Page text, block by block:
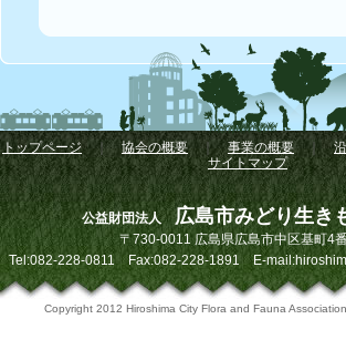
トップページ｜ 協会の概要｜ 事業の概要 ｜
サイトマップ
公益財団法人広島市みどり生き
〒730-0011 広島県広島市中区基町4
Tel:082-228-0811 Fax:082-228-1891 E-
Copyright 2012 Hiroshima City Flora and Fauna